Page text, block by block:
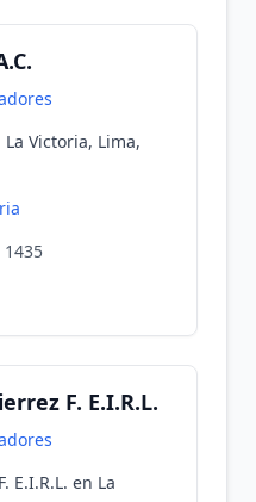
La Victoria, Lima,
F. E.I.R.L.
E.I.R.L. en La